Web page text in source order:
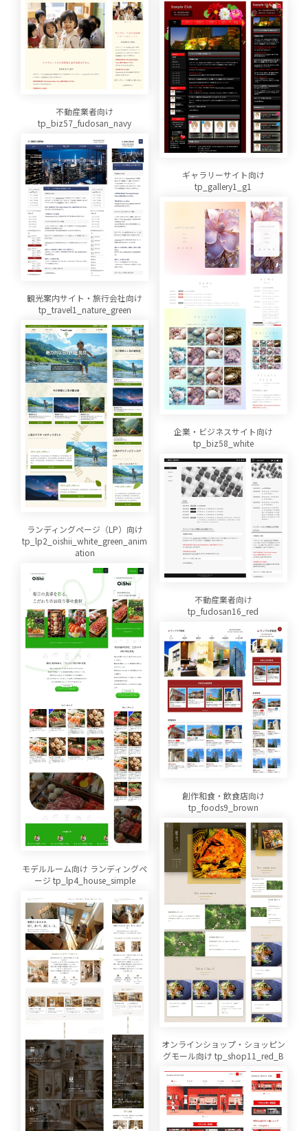
不動産業者向け
tp_biz57_fudosan_navy
ギャラリーサイト向け
tp_gallery1_g1
観光案内サイト・旅行会社向け
tp_travel1_nature_green
企業・ビジネスサイト向け
tp_biz58_white
ランディングページ（LP）向け
tp_lp2_oishii_white_green_anim
ation
不動産業者向け
tp_fudosan16_red
創作和食・飲食店向け
tp_foods9_brown
モデルルーム向け ランディングペ
ージ tp_lp4_house_simple
オンラインショップ・ショッピン
グモール向け tp_shop11_red_B